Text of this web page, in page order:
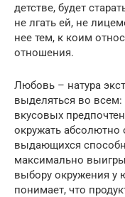
детстве, будет
не лгать ей, не
нее тем, к коим
отношения.
Любовь – натура
выделяться во
вкусовых
окружать
выдающихся
максимально
выбору окружения
понимает, что